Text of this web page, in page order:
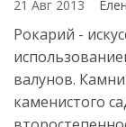
21 Авг 2013
Рокарий -
валунов.
каменистого